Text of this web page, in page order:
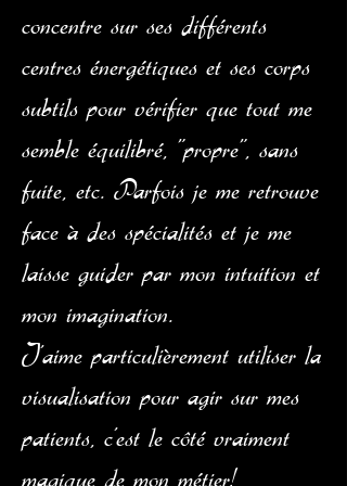
concentre sur ses différents
centres énergétiques et ses corps
subtils pour vérifier que tout me
semble équilibré, "propre", sans
fuite, etc. Parfois je me retrouve
face à des spécialités et je me
laisse guider par mon intuition et
mon imagination.
J'aime particulièrement utiliser la
visualisation pour agir sur mes
patients, c'est le côté vraiment
magique de mon métier!